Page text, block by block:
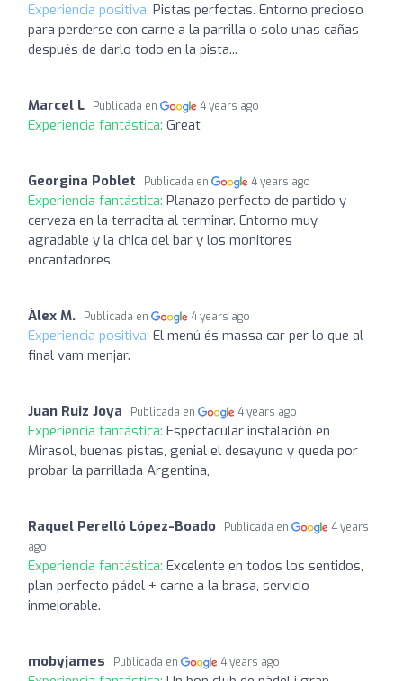
Experiencia positiva: Pistas perfectas. Entorno precioso
para perderse con carne a la parrilla o solo unas cañas
después de darlo todo en la pista...
Marcel L Publicada en 4 years ago
Experiencia fantástica: Great
Georgina Poblet Publicada en 4 years ago
Experiencia fantástica: Planazo perfecto de partido y
cerveza en la terracita al terminar. Entorno muy
agradable y la chica del bar y los monitores
encantadores.
Àlex M. Publicada en 4 years ago
Experiencia positiva: El menú és massa car per lo que al
final vam menjar.
Juan Ruiz Joya Publicada en 4 years ago
Experiencia fantástica: Espectacular instalación en
Mirasol, buenas pistas, genial el desayuno y queda por
probar la parrillada Argentina,
Raquel Perelló López-Boado Publicada en
4 years
ago
Experiencia fantástica: Excelente en todos los sentidos,
plan perfecto pádel + carne a la brasa, servicio
inmejorable.
mobyjames Publicada en 4 years ago